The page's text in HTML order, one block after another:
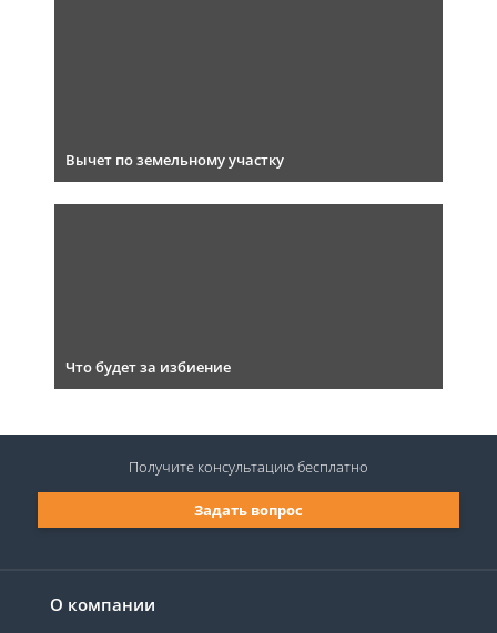
Вычет по земельному участку
Что будет за избиение
О компании
Задать вопрос
Получите консультациюбесплатно